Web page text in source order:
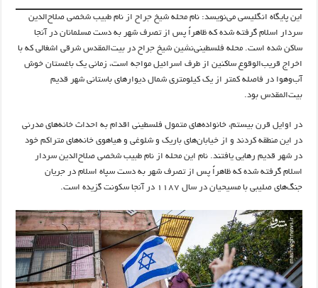
این پایگاه انگلیسی می‌نویسد: نام محله شیخ جراح از نام طبیب شخصی صلاح‌الدین
سردار اسلام گرفته شده که ظاهراً پس از تصرف شهر به دست مسلمانان در آنجا
ساکن شده است. محله فلسطینی‌نشین شیخ جراح در بیت‌المقدس شرقی اشغالی که با
اخراج قریب‌الوقوع ساکنین از طرف اسرائیل مواجه است، زمانی یک باغستان خوش
آب‌وهوا در فاصله کمتر از یک کیلومتری شمال دیوارهای باستانی شهر قدیم
بیت‌المقدس بود.
در اوایل قرن بیستم، خانواده‌های متمول فلسطینی اقدام به احداث خانه‌های مدرنی
در این منطقه کردند و از خیابان‌های باریک و شلوغی و هیاهوی خانه‌های متراکم خود
در شهر قدیم رهایی یافتند. نام این محله از نام طبیب شخصی صلاح‌الدین سردار
اسلام گرفته شده که ظاهراً پس از تصرف شهر به دست سپاه اسلام در جریان
جنگ‌های صلیبی با مسیحیان در سال ۱۱۸۷ در آنجا سکونت گزیده است.